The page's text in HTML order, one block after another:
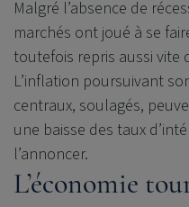
Malgré l’absence de
marchés ont joué à se
toutefois repris aussi vite
L’inflation poursuivant
centraux, soulagés,
une baisse des taux
l’annoncer.
L’économie